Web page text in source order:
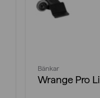
Bänkar
Wrange Pro